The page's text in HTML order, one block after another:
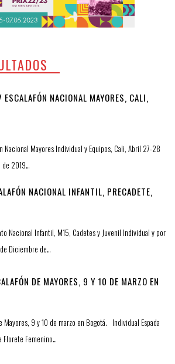
NACIONAL MAYORES, CALI,
Nacional Mayores Individual y Equipos, Cali, Abril 27-28
de 2019…
NACIONAL INFANTIL, PRECADETE,
Nacional Infantil, M15, Cadetes y Juvenil Individual y por
Diciembre de…
DE MAYORES, 9 Y 10 DE MARZO EN
Mayores, 9 y 10 de marzo en Bogotá. Individual Espada
Florete Femenino…